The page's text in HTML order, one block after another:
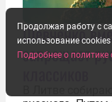
Шевченко
запрещает
Продолжая работу с
использование
Подробнее о